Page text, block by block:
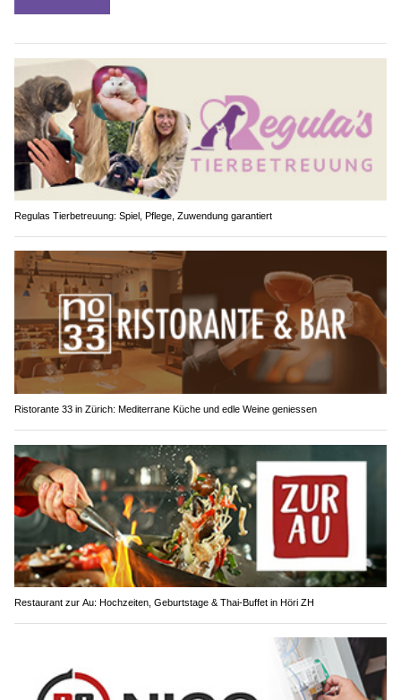
Regulas Tierbetreuung: Spiel, Pflege, Zuwendung garantiert
Ristorante 33 in Zürich: Mediterrane Küche und edle Weine geniessen
Restaurant zur Au: Hochzeiten, Geburtstage & Thai-Buffet in Höri ZH